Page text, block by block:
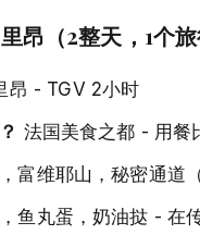
昂（2整天，1个旅
昂 - TGV 2小时
法国美食之都 - 用餐
富维耶山，秘密通道
鱼丸蛋，奶油挞 - 在